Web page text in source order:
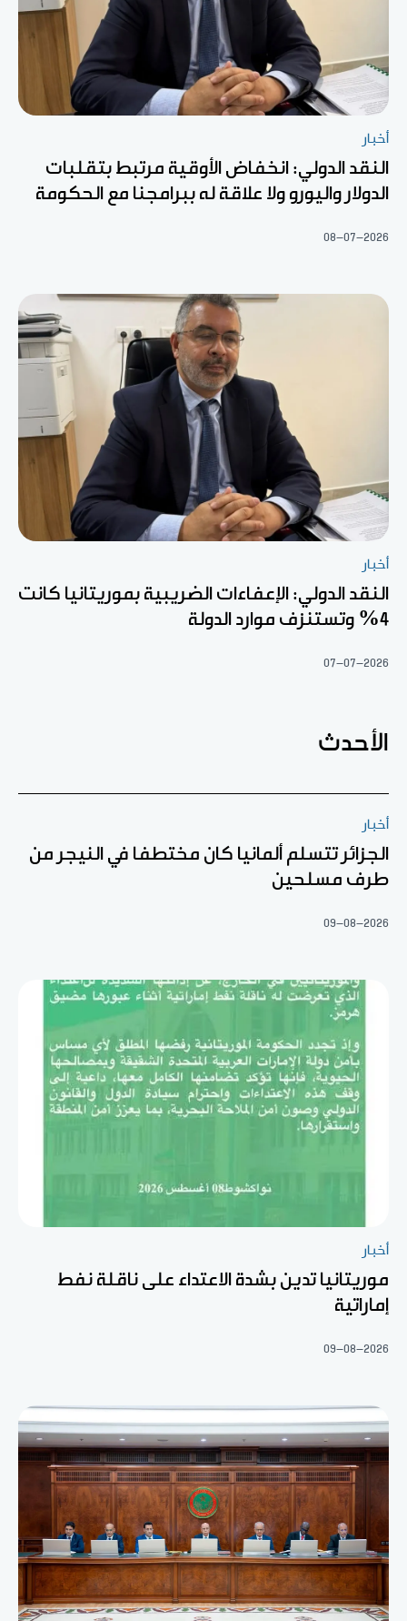
أخبار
النقد الدولي: انخفاض الأوقية مرتبط بتقلبات
الدولار واليورو ولا علاقة له ببرامجنا مع الحكومة
08-07-2026
أخبار
النقد الدولي: الإعفاءات الضريبية بموريتانيا كانت
4% وتستنزف موارد الدولة
07-07-2026
الأحدث
أخبار
الجزائر تتسلم ألمانيا كان مختطفا في النيجر من
طرف مسلحين
09-08-2026
أخبار
موريتانيا تدين بشدة الاعتداء على ناقلة نفط
إماراتية
09-08-2026